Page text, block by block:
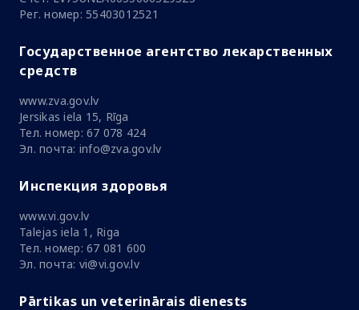
Рег. номер: 55403012521
Государственное агентство лекарственных
средств
www.zva.gov.lv
Jersikas iela 15, Rīga
Тел. номер: 67 078 424
Эл. почта: info@zva.gov.lv
Инспекция здоровья
www.vi.gov.lv
Talejas iela 1, Riga
Тел. номер: 67 081 600
Эл. почта: vi@vi.gov.lv
Pārtikas un veterinārais dienests